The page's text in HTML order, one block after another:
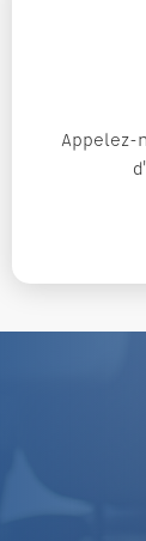
Appelez-